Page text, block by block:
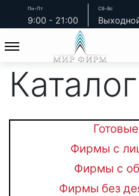
Пн-Пт
9:00 - 21:00
Сб-Вс
Фирмы с
Фирмы с
Фирмы без